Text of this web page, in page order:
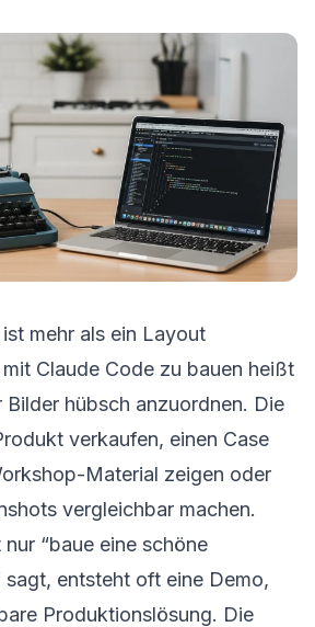
mehr als ein Layout
Claude Code zu bauen heißt
Bilder hübsch anzuordnen. Die
verkaufen, einen Case
Material zeigen oder
vergleichbar machen.
“baue eine schöne
sagt, entsteht oft eine Demo,
Produktionslösung. Die